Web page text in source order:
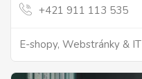
+421 911 113 535
E-shopy, Webstránky & IT